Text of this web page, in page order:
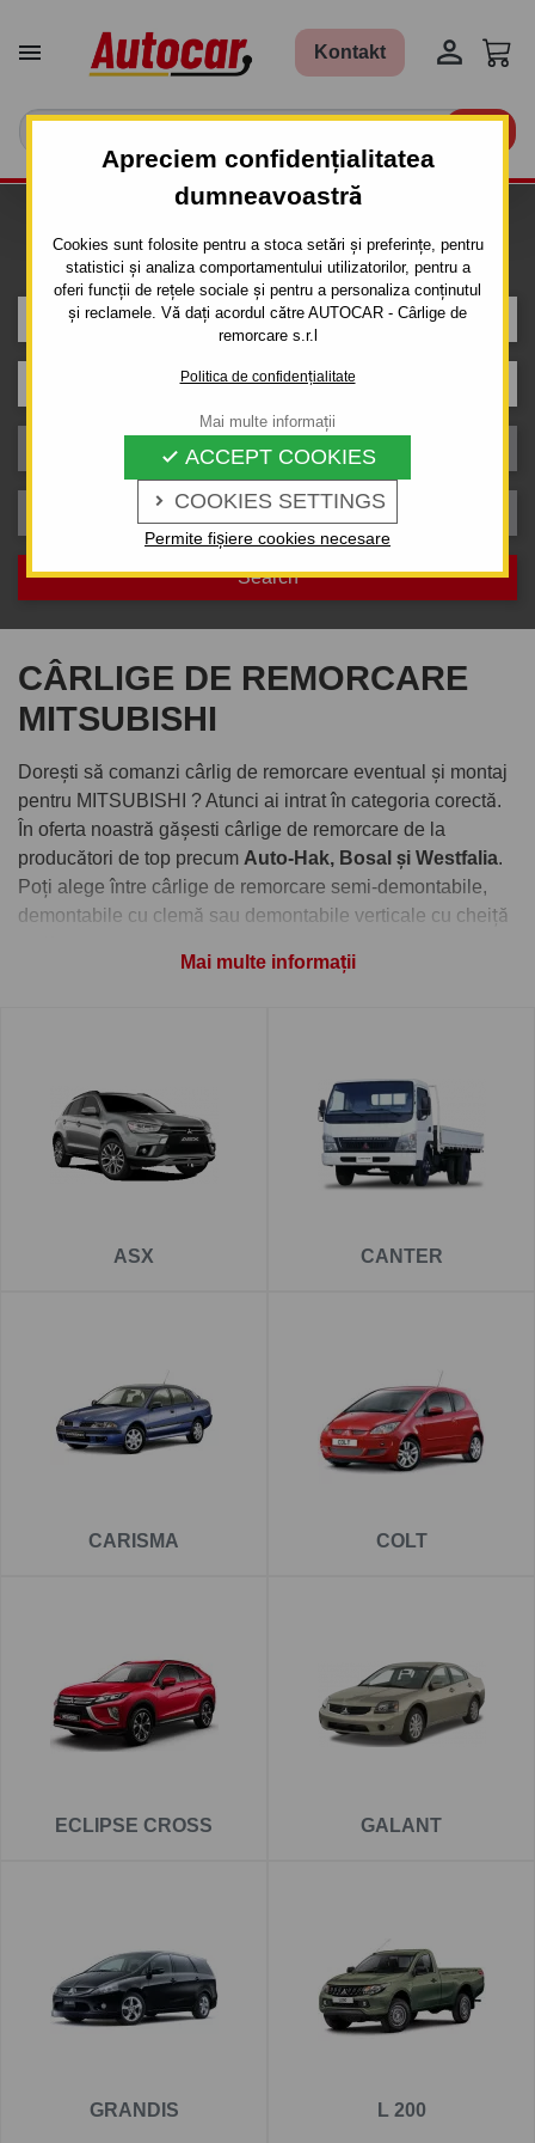
Apreciem confidențialitatea
dumneavoastră
Cookies sunt folosite pentru a stoca setări și preferințe, pentru
statistici și analiza comportamentului utilizatorilor, pentru a
oferi funcții de rețele sociale și pentru a personaliza conținutul
și reclamele. Vă dați acordul către AUTOCAR - Cârlige de
remorcare s.r.l
Politica de confidențialitate
 COOKIES SETTINGS
 ACCEPT COOKIES
Permite fișiere cookies necesare
Mai multe informații
 Kontakt 
mașina
MITSUBISHI
An de producție
CÂRLIGE DE REMORCARE
MITSUBISHI
Dorești să comanzi cârlig de remorcare eventual și montaj
pentru MITSUBISHI ? Atunci ai intrat în categoria corectă.
În oferta noastră gășesti cârlige de remorcare de la
producători de top precum Auto-Hak, Bosal și Westfalia.
Poți alege între cârlige de remorcare semi-demontabile,
demontabile cu clemă sau demontabile verticale cu cheiță
www.carlig.ro
veți găs cârlige remorcare de calitate și
de încredere pentru MITSUBISHI . Toate cârligele de
remorcare au un tratament special de suprafață
anticorozivă și sunt cu
o garanție de 5 ani.
alege instalația electrică în funcție de ceea ce ați dori să
Mai multe informații
ASX CANTER
CARISMA COLT
ECLIPSE CROSS GALANT
GRANDIS L 200